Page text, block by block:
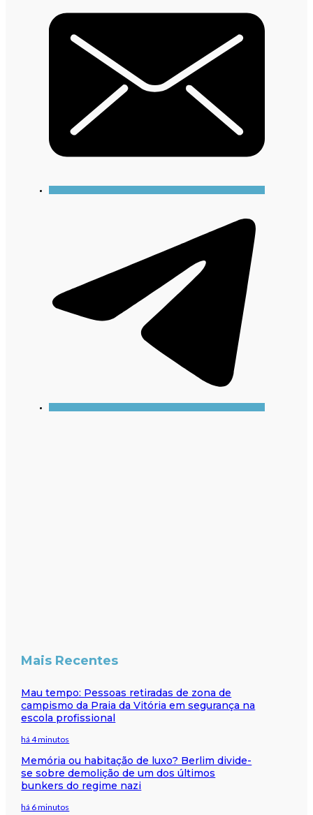
Mais Recentes
Mau tempo: Pessoas retiradas de zona de
campismo da Praia da Vitória em segurança na
escola profissional
há 4 minutos
Memória ou habitação de luxo? Berlim divide-
se sobre demolição de um dos últimos
bunkers do regime nazi
há 6 minutos